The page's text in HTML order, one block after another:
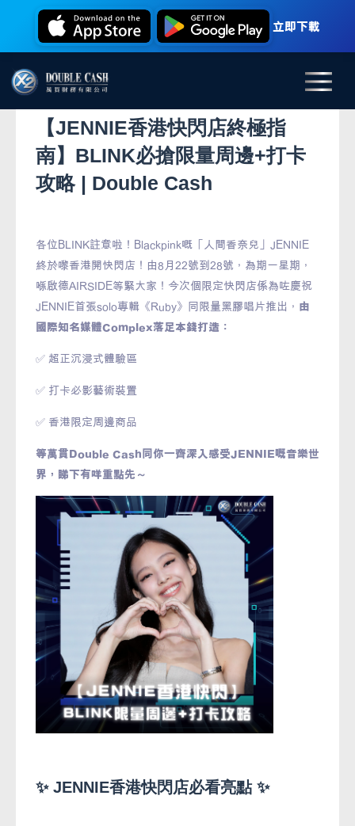
立即下載
【JENNIE香港快閃店終極指
南】BLINK必搶限量周邊+打卡
攻略 | Double Cash
各位BLINK註意啦！Blackpink嘅「人間香奈兒」JENNIE
終於嚟香港開快閃店！由8月22號到28號，為期一星期，
喺啟德AIRSIDE等緊大家！今次個限定快閃店係為咗慶祝
JENNIE首張solo專輯《Ruby》同限量黑膠唱片推出， 由
國際知名媒體Complex落足本錢打造：
✅ 超正沉浸式體驗區
✅ 打卡必影藝術裝置
✅ 香港限定周邊商品
等萬貫Double Cash同你一齊深入感受JENNIE嘅音樂世
界，睇下有咩重點先～
✨ JENNIE香港快閃店必看亮點 ✨